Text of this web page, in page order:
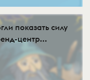
показать силу
центр...